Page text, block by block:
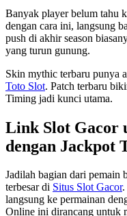
Banyak player belum tahu
dengan cara ini, langsung
push di akhir season
yang turun gunung.
Skin mythic terbaru punya
Toto Slot. Patch terbaru
Timing jadi kunci utama.
Link Slot Gacor
dengan Jackpot
Jadilah bagian dari pemain
terbesar di Situs Slot Gacor.
langsung ke permainan
Online ini dirancang untuk